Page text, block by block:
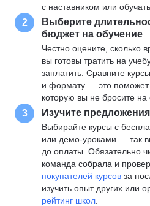
с наставником или
2
Выберите
бюджет на обучение
Честно оцените, сколько
вы готовы тратить на
заплатить. Сравните
и формату — это поможет
которую вы не бросите на
3 Изучите предложения
Выбирайте курсы с
или демо-уроками — так
до оплаты. Обязательно
команда собрала и
покупателей курсов за
изучить опыт других или
рейтинг школ